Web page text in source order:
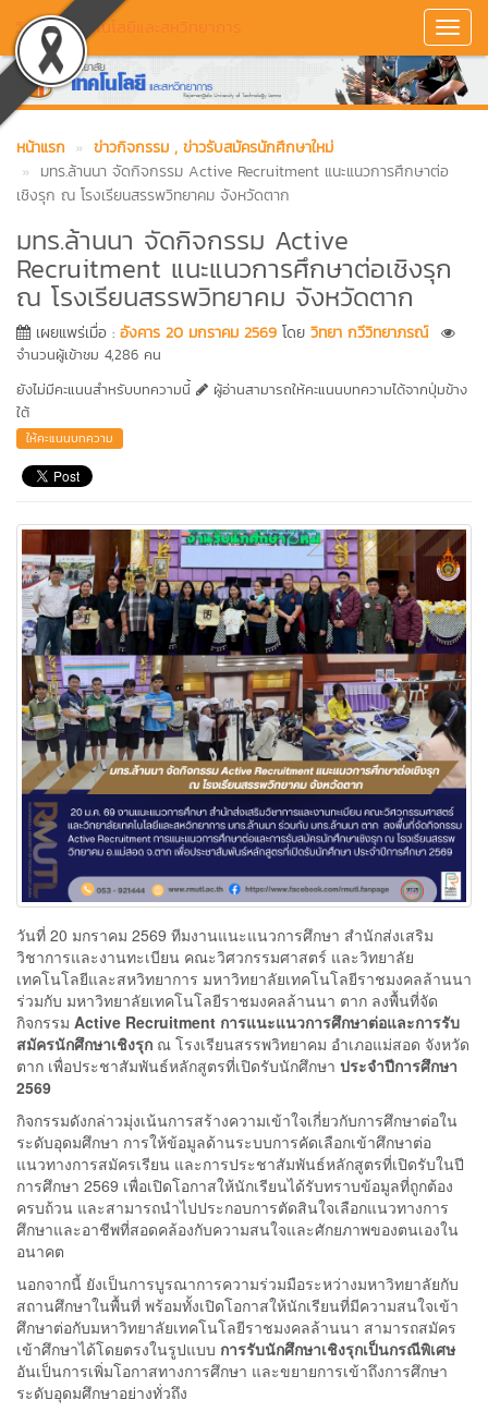
วิทยาลัยเทคโนโลยีและสหวิทยาการ
หน้าแรก ข่าวกิจกรรม , ข่าวรับสมัครนักศึกษาใหม่
มทร.ล้านนา จัดกิจกรรม Active Recruitment แนะแนวการศึกษาต่อ
เชิงรุก ณ โรงเรียนสรรพวิทยาคม จังหวัดตาก
มทร.ล้านนา จัดกิจกรรม Active
Recruitment แนะแนวการศึกษาต่อเชิงรุก
ณ โรงเรียนสรรพวิทยาคม จังหวัดตาก
เผยแพร่เมื่อ : อังคาร 20 มกราคม 2569 โดย วิทยา กวีวิทยาภรณ์
จำนวนผู้เข้าชม 4,286 คน
ยังไม่มีคะแนนสำหรับบทความนี้
ผู้อ่านสามารถให้คะแนนบทความได้จากปุ่มข้าง
ใต้
ให้คะแนนบทความ
วันที่ 20 มกราคม 2569 ทีมงานแนะแนวการศึกษา สำนักส่งเสริม
วิชาการและงานทะเบียน คณะวิศวกรรมศาสตร์ และวิทยาลัย
เทคโนโลยีและสหวิทยาการ มหาวิทยาลัยเทคโนโลยีราชมงคลล้านนา
ร่วมกับ มหาวิทยาลัยเทคโนโลยีราชมงคลล้านนา ตาก ลงพื้นที่จัด
กิจกรรม Active Recruitment การแนะแนวการศึกษาต่อและการรับ
สมัครนักศึกษาเชิงรุก ณ โรงเรียนสรรพวิทยาคม อำเภอแม่สอด จังหวัด
ตาก เพื่อประชาสัมพันธ์หลักสูตรที่เปิดรับนักศึกษา ประจำปีการศึกษา
2569
กิจกรรมดังกล่าวมุ่งเน้นการสร้างความเข้าใจเกี่ยวกับการศึกษาต่อใน
ระดับอุดมศึกษา การให้ข้อมูลด้านระบบการคัดเลือกเข้าศึกษาต่อ
แนวทางการสมัครเรียน และการประชาสัมพันธ์หลักสูตรที่เปิดรับในปี
การศึกษา 2569 เพื่อเปิดโอกาสให้นักเรียนได้รับทราบข้อมูลที่ถูกต้อง
ครบถ้วน และสามารถนำไปประกอบการตัดสินใจเลือกแนวทางการ
ศึกษาและอาชีพที่สอดคล้องกับความสนใจและศักยภาพของตนเองใน
อนาคต
นอกจากนี้ ยังเป็นการบูรณาการความร่วมมือระหว่างมหาวิทยาลัยกับ
สถานศึกษาในพื้นที่ พร้อมทั้งเปิดโอกาสให้นักเรียนที่มีความสนใจเข้า
ศึกษาต่อกับมหาวิทยาลัยเทคโนโลยีราชมงคลล้านนา สามารถสมัคร
เข้าศึกษาได้โดยตรงในรูปแบบ การรับนักศึกษาเชิงรุกเป็นกรณีพิเศษ
อันเป็นการเพิ่มโอกาสทางการศึกษา และขยายการเข้าถึงการศึกษา
ระดับอุดมศึกษาอย่างทั่วถึง